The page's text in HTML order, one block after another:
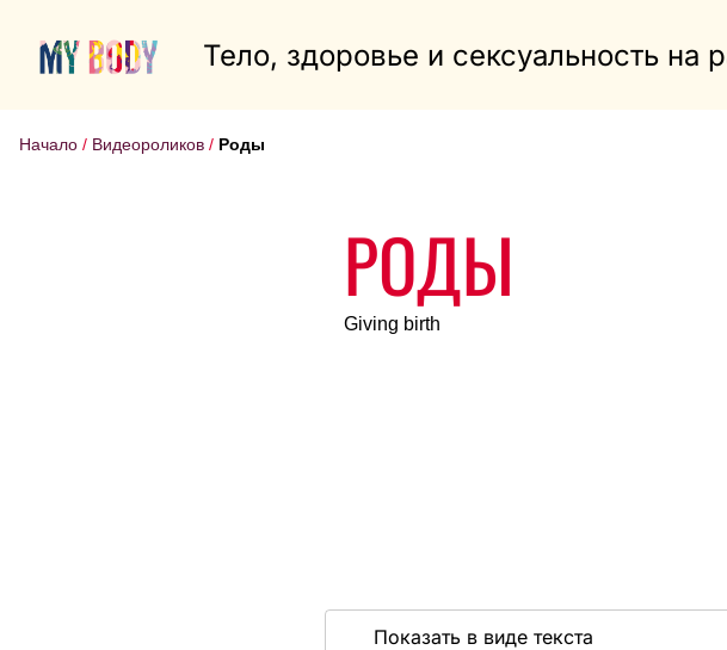
Тело, здоровье и сексуальность на
Начало Видеороликов Роды
РОДЫ
Giving birth
Показать в виде текста